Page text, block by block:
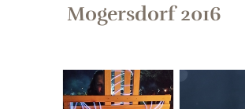
Mogersdorf 2016